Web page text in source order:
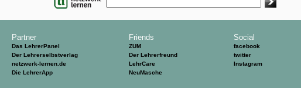
Partner
Das LehrerPanel
Der Lehrerselbstverlag
netzwerk-lernen.de
Die LehrerApp
Friends
ZUM
Der Lehrerfreund
LehrCare
NeuMasche
Social
facebook
twitter
Instagram